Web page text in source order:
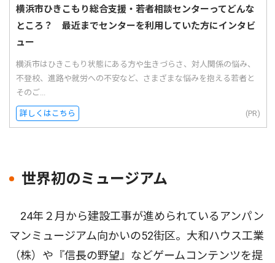
横浜市ひきこもり総合支援・若者相談センターってどんな
ところ？ 最近までセンターを利用していた方にインタビ
ュー
横浜市はひきこもり状態にある方や生きづらさ、対人関係の悩み、
不登校、進路や就労への不安など、さまざまな悩みを抱える若者と
そのご...
詳しくはこちら (PR)
世界初のミュージアム
24年２月から建設工事が進められているアンパン
マンミュージアム向かいの52街区。大和ハウス工業
（株）や『信長の野望』などゲームコンテンツを提